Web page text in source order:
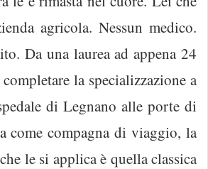
agricola. Nessun medico.
Da una laurea ad appena 24
la specializzazione a
di Legnano alle porte di
come compagna di viaggio, la
le si applica è quella classica